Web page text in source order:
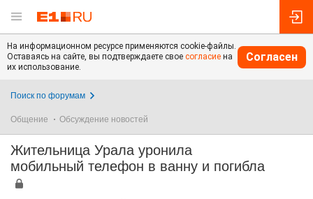
На информационном ресурсе применяются cookie-файлы.
Оставаясь на сайте, вы подтверждаете свое согласие на
их использование.
Согласен
Поиск по форумам
Общение Обсуждение новостей
Жительница Урала уронила
мобильный телефон в ванну и погибла